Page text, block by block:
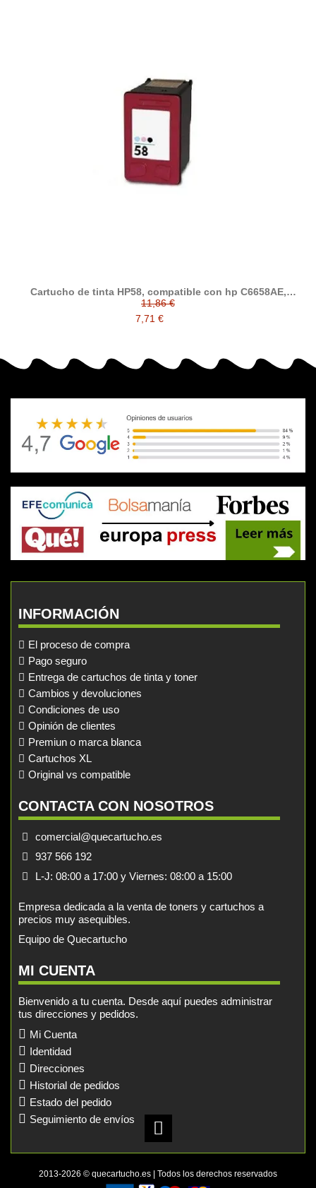
Cartucho de tinta HP58, compatible con hp C6658AE,
tricolor (fotografico)
11,86 €
7,71 €
INFORMACIÓN
El proceso de compra
Pago seguro
Entrega de cartuchos de tinta y toner
Cambios y devoluciones
Condiciones de uso
Opinión de clientes
Premiun o marca blanca
Cartuchos XL
Original vs compatible
CONTACTA CON NOSOTROS
comercial@quecartucho.es
937 566 192
L-J: 08:00 a 17:00 y Viernes: 08:00 a 15:00
Empresa dedicada a la venta de toners y cartuchos a
precios muy asequibles.
Equipo de Quecartucho
MI CUENTA
Bienvenido a tu cuenta. Desde aquí puedes administrar
tus direcciones y pedidos.
Mi Cuenta
Identidad
Direcciones
Historial de pedidos
Estado del pedido
Seguimiento de envíos
2013-2026 © quecartucho.es | Todos los derechos reservados